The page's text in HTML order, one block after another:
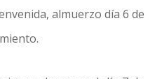
almuerzo día 6 de